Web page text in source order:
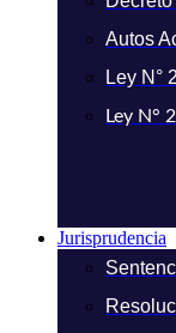
Autos
Ley N°
Ley N°
Jurisprudencia